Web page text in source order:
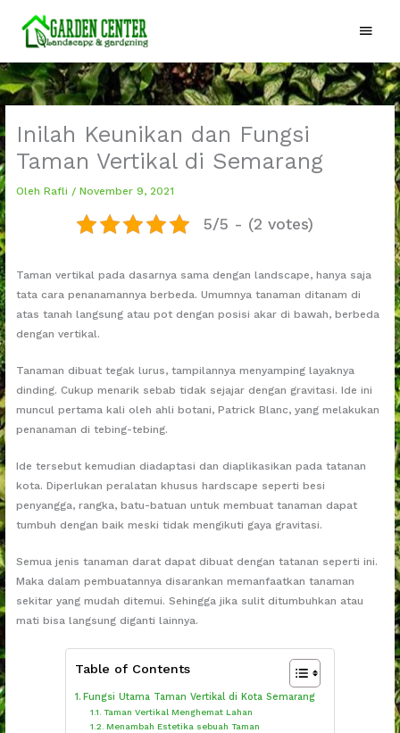
konten
Menu
Inilah Keunikan dan Fungsi
Taman Vertikal di Semarang
OlehRafli /November 9, 2021
5/5 - (2 votes)
Taman vertikal pada dasarnya sama dengan landscape, hanya saja
tata cara penanamannya berbeda. Umumnya tanaman ditanam di
atas tanah langsung atau pot dengan posisi akar di bawah, berbeda
dengan vertikal.
Tanaman dibuat tegak lurus, tampilannya menyamping layaknya
dinding. Cukup menarik sebab tidak sejajar dengan gravitasi. Ide ini
muncul pertama kali oleh ahli botani, Patrick Blanc, yang melakukan
penanaman di tebing-tebing.
Ide tersebut kemudian diadaptasi dan diaplikasikan pada tatanan
kota. Diperlukan peralatan khusus hardscape seperti besi
penyangga, rangka, batu-batuan untuk membuat tanaman dapat
tumbuh dengan baik meski tidak mengikuti gaya gravitasi.
Semua jenis tanaman darat dapat dibuat dengan tatanan seperti ini.
Maka dalam pembuatannya disarankan memanfaatkan tanaman
sekitar yang mudah ditemui. Sehingga jika sulit ditumbuhkan atau
mati bisa langsung diganti lainnya.
Table of Contents
Fungsi Utama Taman Vertikal di Kota Semarang
Taman Vertikal Menghemat Lahan
Menambah Estetika sebuah Taman